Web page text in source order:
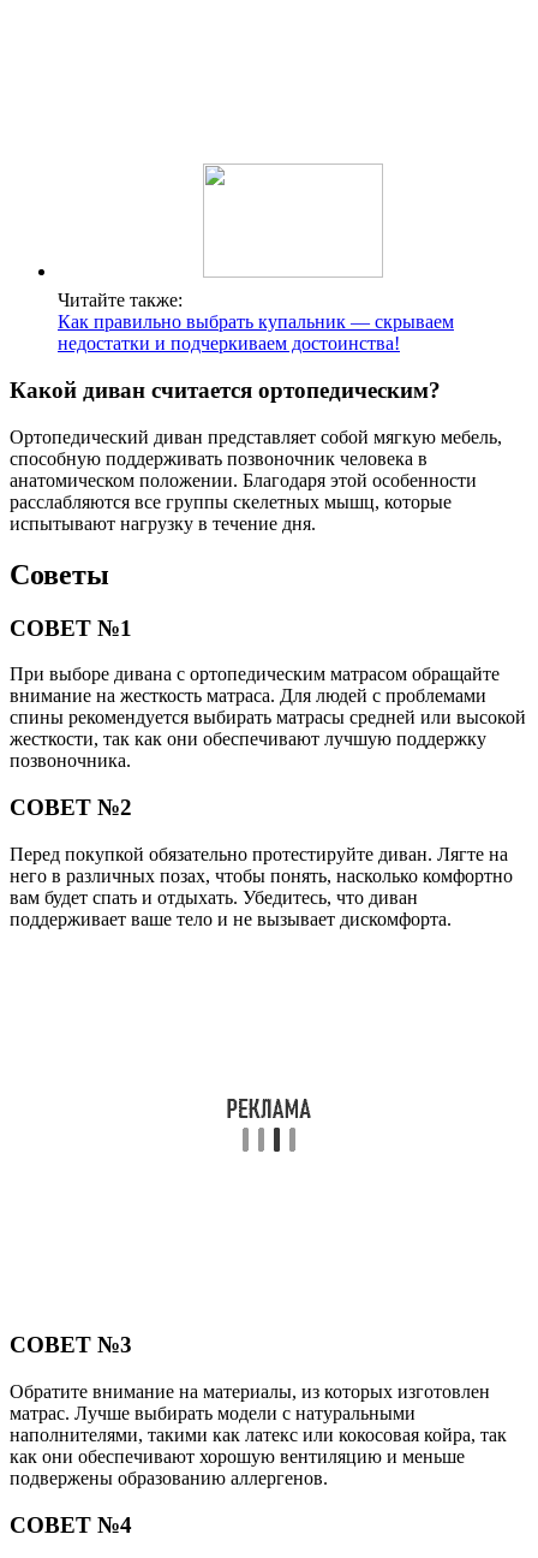
Читайте также:
Как правильно выбрать купальник — скрываем
недостатки и подчеркиваем достоинства!
Какой диван считается ортопедическим?
Ортопедический диван представляет собой мягкую мебель,
способную поддерживать позвоночник человека в
анатомическом положении. Благодаря этой особенности
расслабляются все группы скелетных мышц, которые
испытывают нагрузку в течение дня.
Советы
СОВЕТ №1
При выборе дивана с ортопедическим матрасом обращайте
внимание на жесткость матраса. Для людей с проблемами
спины рекомендуется выбирать матрасы средней или высокой
жесткости, так как они обеспечивают лучшую поддержку
позвоночника.
СОВЕТ №2
Перед покупкой обязательно протестируйте диван. Лягте на
него в различных позах, чтобы понять, насколько комфортно
вам будет спать и отдыхать. Убедитесь, что диван
поддерживает ваше тело и не вызывает дискомфорта.
СОВЕТ №3
Обратите внимание на материалы, из которых изготовлен
матрас. Лучше выбирать модели с натуральными
наполнителями, такими как латекс или кокосовая койра, так
как они обеспечивают хорошую вентиляцию и меньше
подвержены образованию аллергенов.
СОВЕТ №4